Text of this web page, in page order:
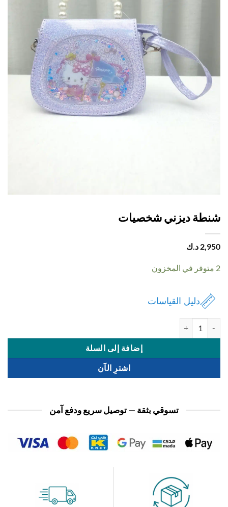
ديزني شخصيات
د.ك
دليل القياسات
إضافة إلى السلة
اشترِ الآن
تسوقي بثقة — توصيل سريع ودفع آمن